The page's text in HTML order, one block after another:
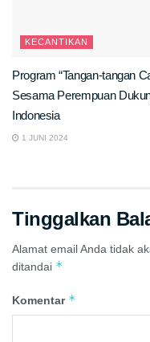
KECANTIKAN
Program “Tangan-tangan
Sesama Perempuan
Indonesia
1 JUNI 2024
Tinggalkan
Alamat email Anda tidak
ditandai *
Komentar *